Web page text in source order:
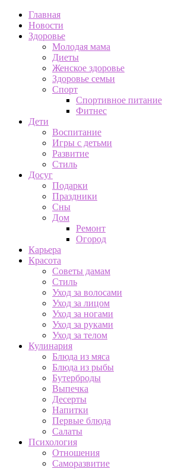
Главная
Новости
Здоровье
Молодая мама
Диеты
Женское здоровье
Здоровье семьи
Спорт
Спортивное питание
Фитнес
Дети
Воспитание
Игры с детьми
Развитие
Стиль
Досуг
Подарки
Праздники
Сны
Дом
Ремонт
Огород
Карьера
Красота
Советы дамам
Стиль
Уход за волосами
Уход за лицом
Уход за ногами
Уход за руками
Уход за телом
Кулинария
Блюда из мяса
Блюда из рыбы
Бутерброды
Выпечка
Десерты
Напитки
Первые блюда
Салаты
Психология
Отношения
Саморазвитие